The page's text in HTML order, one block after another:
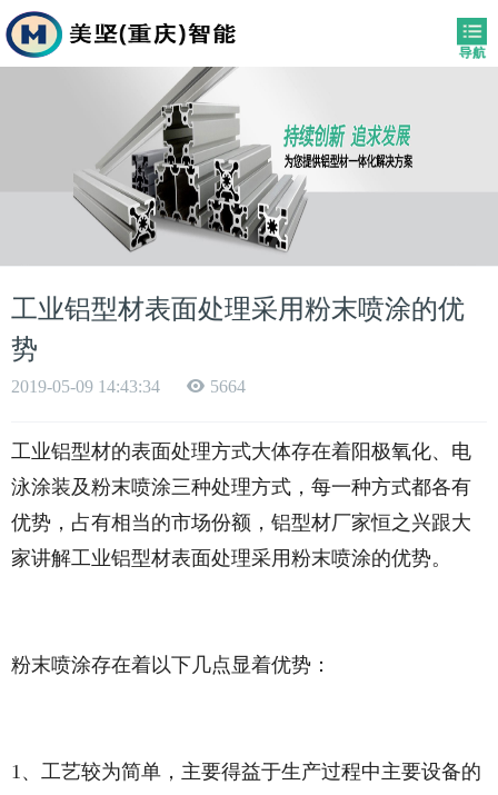
工业铝型材表面处理采用粉末喷涂的优
势
2019-05-09 14:43:34 5664
工业铝型材的表面处理方式大体存在着阳极氧化、电
泳涂装及粉末喷涂三种处理方式，每一种方式都各有
优势，占有相当的市场份额，铝型材厂家恒之兴跟大
家讲解工业铝型材表面处理采用粉末喷涂的优势。
粉末喷涂存在着以下几点显着优势：
1、工艺较为简单，主要得益于生产过程中主要设备的